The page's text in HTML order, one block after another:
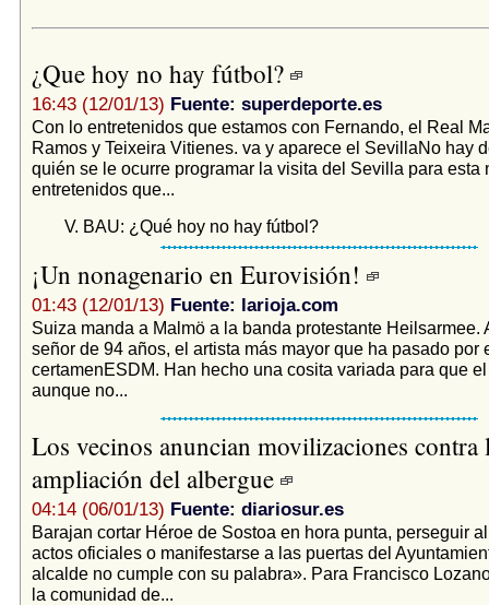
¿Que hoy no hay fútbol?
16:43 (12/01/13) Fuente: superdeporte.es
Con lo entretenidos que estamos con Fernando, el Real
Ramos y Teixeira Vitienes. va y aparece el SevillaNo hay
quién se le ocurre programar la visita del Sevilla para esta
entretenidos que...
V. BAU: ¿Qué hoy no hay fútbol?
¡Un nonagenario en Eurovisión!
01:43 (12/01/13) Fuente: larioja.com
Suiza manda a Malmö a la banda protestante Heilsarmee.
señor de 94 años, el artista más mayor que ha pasado por
certamenESDM. Han hecho una cosita variada para que
aunque no...
Los vecinos anuncian movilizaciones contra
ampliación del albergue
04:14 (06/01/13) Fuente: diariosur.es
Barajan cortar Héroe de Sostoa en hora punta, perseguir
actos oficiales o manifestarse a las puertas del
alcalde no cumple con su palabra». Para Francisco
la comunidad de...